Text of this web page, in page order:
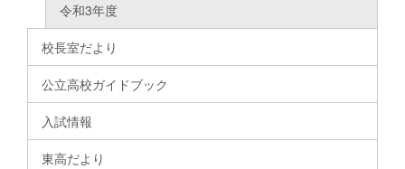
令和3年度
校長室だより
公立高校ガイドブック
入試情報
東高だより